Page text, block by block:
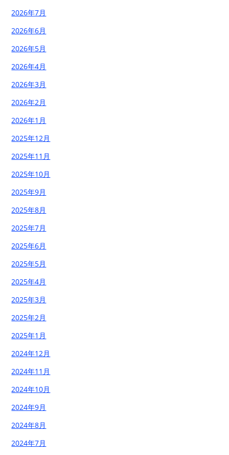
2026年7月
2026年6月
2026年5月
2026年4月
2026年3月
2026年2月
2026年1月
2025年12月
2025年11月
2025年10月
2025年9月
2025年8月
2025年7月
2025年6月
2025年5月
2025年4月
2025年3月
2025年2月
2025年1月
2024年12月
2024年11月
2024年10月
2024年9月
2024年8月
2024年7月